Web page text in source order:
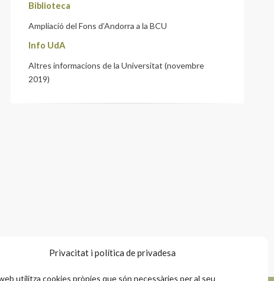
Privacitat i política de privadesa
utilitza cookies pròpies que són necessàries per al seu
Biblioteca
Ampliació del Fons d’Andorra a la BCU
Info UdA
Altres informacions de la Universitat (novembre
2019)